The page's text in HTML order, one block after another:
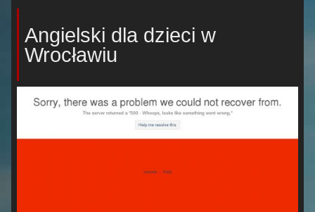
Angielski dla dzieci w
Wrocławiu